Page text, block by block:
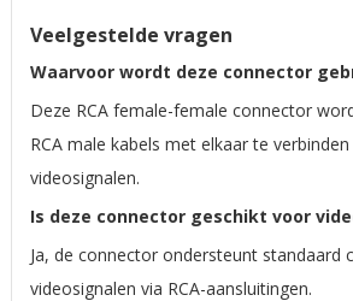
Veelgestelde vragen
Waarvoor wordt deze connector
Deze RCA female-female connector
RCA male kabels met elkaar te
videosignalen.
Is deze connector geschikt voor
Ja, de connector ondersteunt standaard
videosignalen via RCA-aansluitingen.